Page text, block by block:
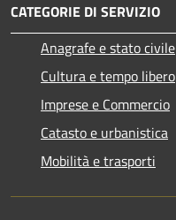
CATEGORIE DI SERVIZIO
Anagrafe e stato civile
Cultura e tempo libero
Imprese e Commercio
Catasto e urbanistica
Mobilità e trasporti